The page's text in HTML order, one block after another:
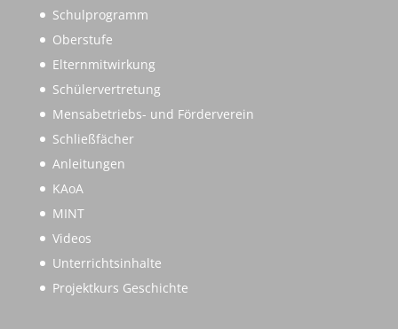
Schulprogramm
Oberstufe
Elternmitwirkung
Schülervertretung
Mensabetriebs- und Förderverein
Schließfächer
Anleitungen
KAoA
MINT
Videos
Unterrichtsinhalte
Projektkurs Geschichte